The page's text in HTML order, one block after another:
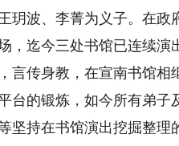
玥波、李菁为义子。在政
，迄今三处书馆已连续演
言传身教，在宣南书馆相
台的锻炼，如今所有弟
坚持在书馆演出挖掘整理